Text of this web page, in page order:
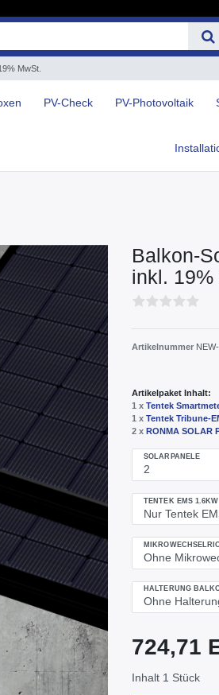
MwSt.
PV-Check PV-Photovoltaik
Balkon-
inkl. 19%
Artikelnummer
Artikelpaket Inhalt:
1 x Tentek
1 x Tentek Tribune-
2 x RONMA SOLAR
SOLARPANELE
TENTEK EMS 1.6KW
HALTERUNG
724,71
Inhalt 1 Stück